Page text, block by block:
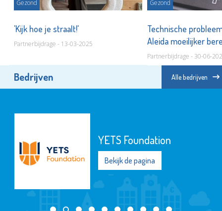
Gezond
'Kijk hoe je straalt!'
Partnerbijdrage - 13-03-2025
Gezond
Technische
Aleida moeilijker
Partnerbijdrage - 30-06-
Bedrijven Alle bedrijven
YETS Foundation
Bekijk de pagina